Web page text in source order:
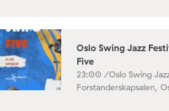
Oslo Swing Jazz
Five
23:00 /Oslo Swing
Forstanderskapsalen,